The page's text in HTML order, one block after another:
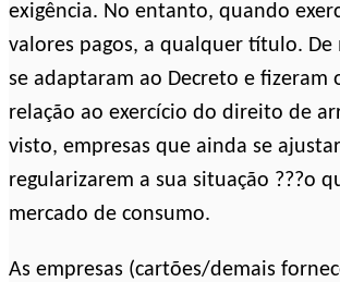
exigência. No entanto, quando
valores pagos, a qualquer título.
se adaptaram ao Decreto e
relação ao exercício do direito de
visto, empresas que ainda se
regularizarem a sua situação ???o
mercado de consumo.
As empresas (cartões/demais